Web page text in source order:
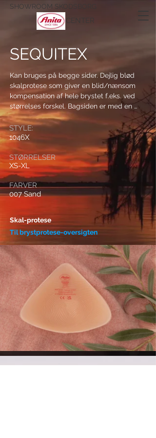
SHOWROOM SKODSBORG
CENTER
SEQUITEX
Kan bruges på begge sider. Dejlig blød
skalprotese som giver en blid/nænsom
kompensation af hele brystet f.eks. ved
størrelses forskel. Bagsiden er med en
eksklusiv speciel film med let klæbeevne
og kan bruges/bæres direkte på huden.
Protesen har meget tynde og fine kanter,
som giver en naturlig overgang til huden.
Enkelt-lags protese.
STYLE:
1046X
STØRRELSER
XS-XL
FARVER
007 Sand
Skal-protese
Til brystprotese-oversigten